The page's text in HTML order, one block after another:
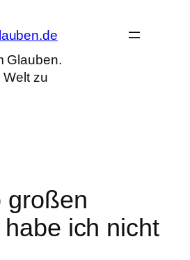
Glauben.
Welt zu
großen
ich nicht